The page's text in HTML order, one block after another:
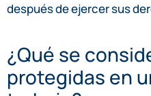
después de ejercer sus
¿Qué se
protegidas en